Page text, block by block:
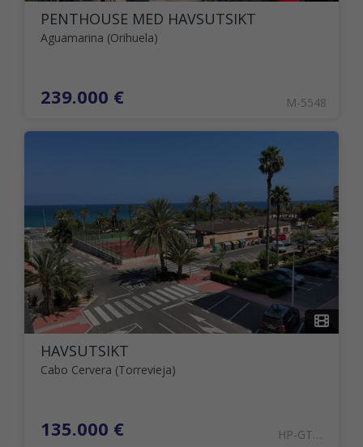
PENTHOUSE MED HAVSUTSIKT
Aguamarina (Orihuela)
239.000 € M-5548
HAVSUTSIKT
Cabo Cervera (Torrevieja)
135.000 € HP-GTRE-02399